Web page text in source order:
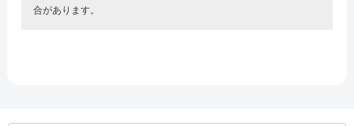
合があります。